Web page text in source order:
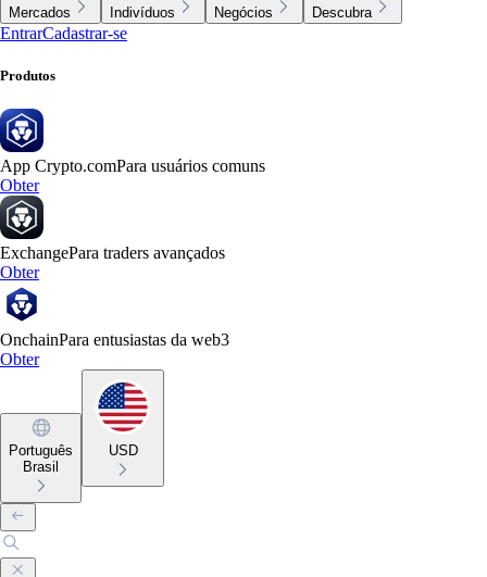
Mercados Indivíduos Negócios Descubra
EntrarCadastrar-se
Produtos
App Crypto.comPara usuários comuns
Obter
ExchangePara traders avançados
Obter
OnchainPara entusiastas da web3
Obter
Português
Brasil
USD